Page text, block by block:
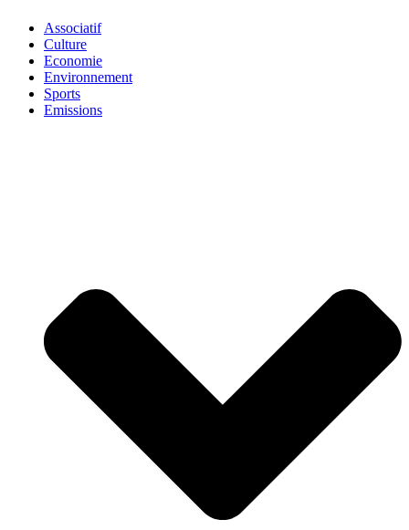
Associatif
Culture
Economie
Environnement
Sports
Emissions